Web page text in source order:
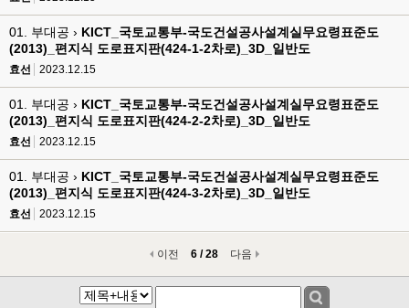
01. 부대공 › KICT_국토교통부-국도건설공사설계실무요령표준도
(2013)_편지식 도로표지판(424-1-2차로)_3D_일반도
효선 2023.12.15
01. 부대공 › KICT_국토교통부-국도건설공사설계실무요령표준도
(2013)_편지식 도로표지판(424-2-2차로)_3D_일반도
효선 2023.12.15
01. 부대공 › KICT_국토교통부-국도건설공사설계실무요령표준도
(2013)_편지식 도로표지판(424-3-2차로)_3D_일반도
효선 2023.12.15
이전 6 / 28 다음